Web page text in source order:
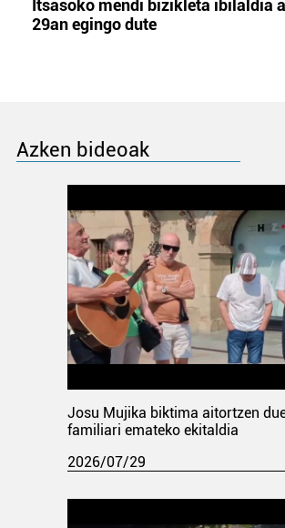
Itsasoko mendi bizikleta ibilaldia
29an egingo dute
Azken bideoak
Josu Mujika biktima aitortzen
familiari emateko ekitaldia
2026/07/29